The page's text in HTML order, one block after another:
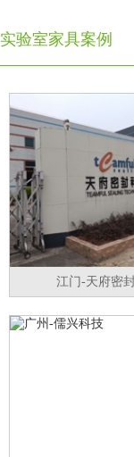
实验室家具案例
江门-天府密